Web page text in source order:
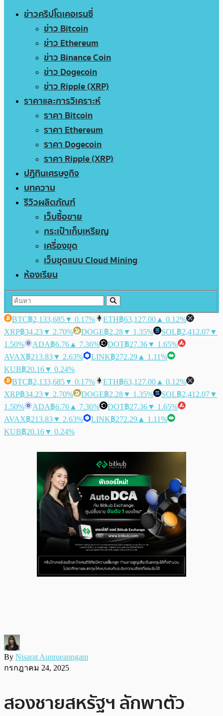
ข่าวคริปโตเคอเรนซี่
ข่าว Bitcoin
ข่าว Ethereum
ข่าว Binance Coin
ข่าว Dogecoin
ข่าว Ripple (XRP)
ราคาและการวิเคราะห์
ราคา Bitcoin
ราคา Ethereum
ราคา Dogecoin
ราคา Ripple (XRP)
ปฏิทินเศรษฐกิจ
บทความ
รีวิวผลิตภัณฑ์
เว็บซื้อขาย
กระเป๋าเก็บเหรียญ
เครื่องขุด
เว็บขุดแบบ Cloud Mining
ห้องเรียน
BTC฿2,133,685▼ 0.17% ETH฿63,127.00 ▲ 0.12%
XRP฿34.23▼ 2.70% DOGE฿2.28▼ 1.35% SOL฿2,412.07▼
1.50%
ADA฿6.76 ▲ 7.36% DOT฿27.36▼ 1.65%
AVAX฿213.83▼ 2.63% LINK฿272.29 ▲ 1.11%
KUB฿20.16▼ 0.24%
BTC฿2,133,685▼ 0.17% ETH฿63,127.00 ▲ 0.12%
XRP฿34.23▼ 2.70% DOGE฿2.28▼ 1.35% SOL฿2,412.07▼
1.50%
ADA฿6.76 ▲ 7.36% DOT฿27.36▼ 1.65%
AVAX฿213.83▼ 2.63% LINK฿272.29 ▲ 1.11%
KUB฿20.16▼ 0.24%
By Nisarat Aunrueanngam
กรกฎาคม 24, 2025
สองชายสหรัฐฯ ลักพาตัว